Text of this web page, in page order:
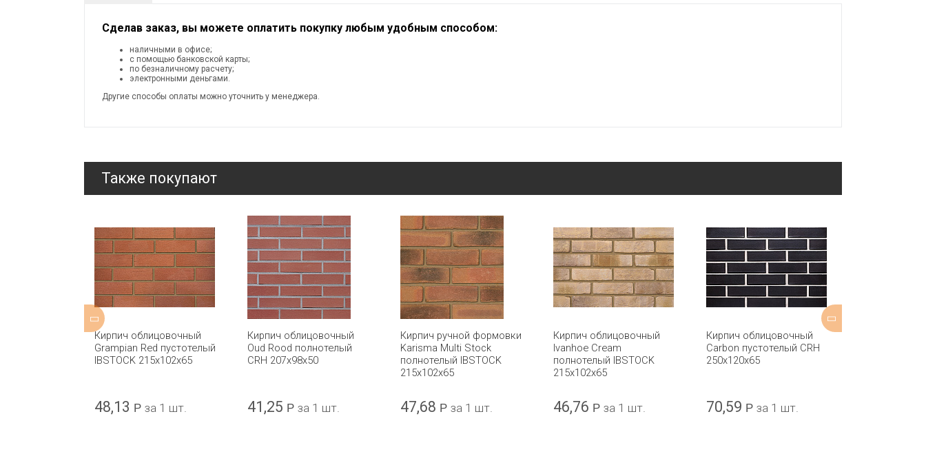
Сделав заказ, вы можете оплатить покупку любым удобным способом:
наличными в офисе;
с помощью банковской карты;
по безналичному расчету;
электронными деньгами.
Другие способы оплаты можно уточнить у менеджера.
Также покупают
Кирпич облицовочный
Grampian Red пустотелый
IBSTOCK 215x102x65
48,13 Р за 1 шт.
Кирпич облицовочный
Oud Rood полнотелый
CRH 207x98x50
41,25 Р за 1 шт.
Кирпич ручной формовки
Karisma Multi Stock
полнотелый IBSTOCK
215x102x65
47,68 Р за 1 шт.
Кирпич облицовочный
Ivanhoe Cream
полнотелый IBSTOCK
215x102x65
46,76 Р за 1 шт.
Кирпич облицовочный
Carbon пустотелый CRH
250x120x65
70,59 Р за 1 шт.